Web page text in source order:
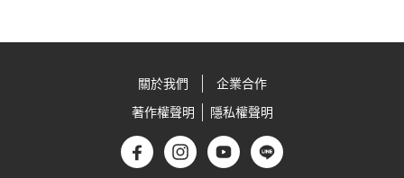
關於我們
企業合作
著作權聲明
隱私權聲明